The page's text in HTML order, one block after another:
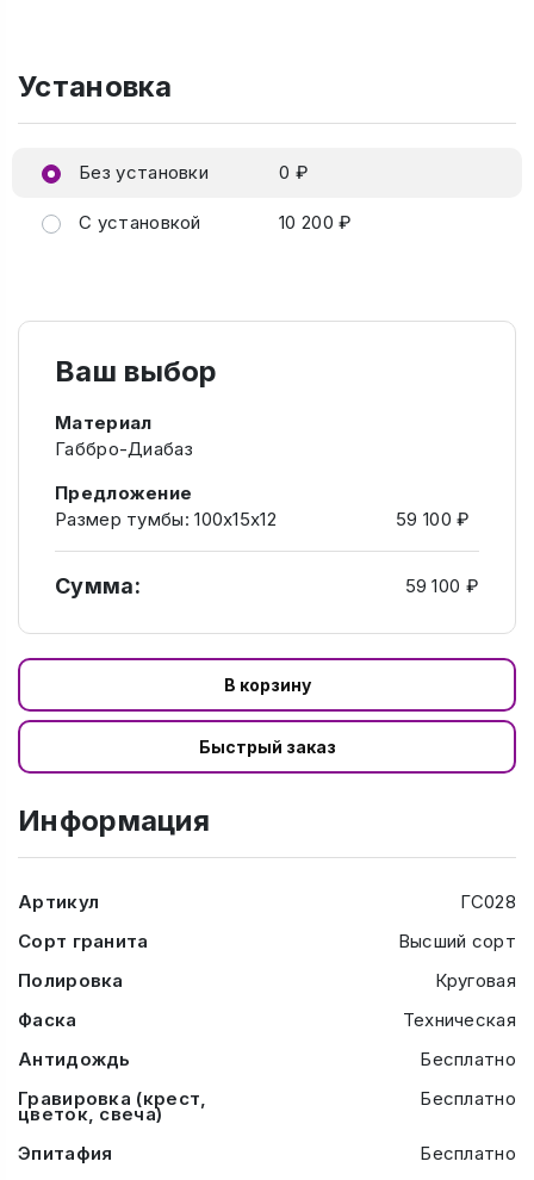
Установка
Без установки 0 ₽
С установкой 10 200 ₽
Ваш выбор
Материал
Габбро-Диабаз
Предложение
Размер тумбы: 100х15х12
59 100 ₽
Сумма: 59 100 ₽
В корзину
Быстрый заказ
Информация
Артикул
ГС028
Сорт гранита
Высший сорт
Полировка
Круговая
Фаска
Техническая
Антидождь
Бесплатно
Гравировка (крест,
цветок, свеча)
Бесплатно
Эпитафия
Бесплатно